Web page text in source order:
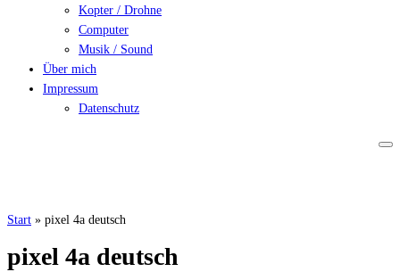
Kopter / Drohne
Computer
Musik / Sound
Über mich
Impressum
Datenschutz
Start » pixel 4a deutsch
pixel 4a deutsch